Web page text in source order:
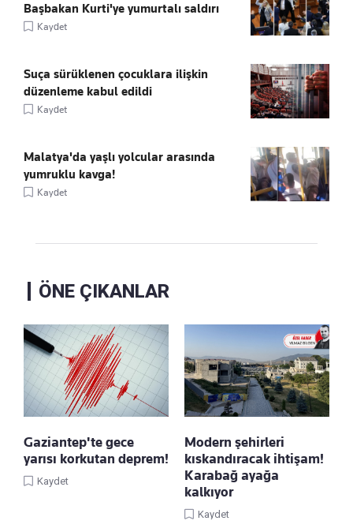
Başbakan Kurti'ye yumurtalı saldırı
Kaydet
Suça sürüklenen çocuklara ilişkin
düzenleme kabul edildi
Kaydet
Malatya'da yaşlı yolcular arasında
yumruklu kavga!
Kaydet
ÖNE ÇIKANLAR
Gaziantep'te gece
yarısı korkutan deprem!
Kaydet
Modern şehirleri
kıskandıracak ihtişam!
Karabağ ayağa
kalkıyor
Kaydet